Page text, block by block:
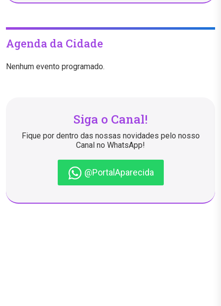
Agenda da Cidade
Nenhum evento programado.
Siga o Canal!
Fique por dentro das nossas novidades pelo nosso
Canal no WhatsApp!
@PortalAparecida